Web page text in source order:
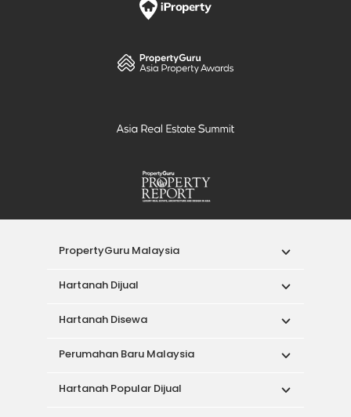
PropertyGuru Malaysia
Hartanah Dijual
Hartanah Disewa
Perumahan Baru Malaysia
Hartanah Popular Dijual